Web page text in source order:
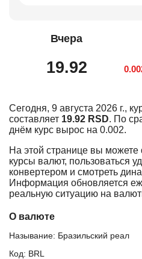
Вчера
19.92
Сегодня, 9 августа 2026 г.,
составляет 19.92 RSD. По
днём курс вырос на 0.002.
На этой странице вы можете
курсы валют, пользоваться
конвертером и смотреть
Информация обновляется
реальную ситуацию на
О валюте
Называние: Бразильский реал
Код: BRL